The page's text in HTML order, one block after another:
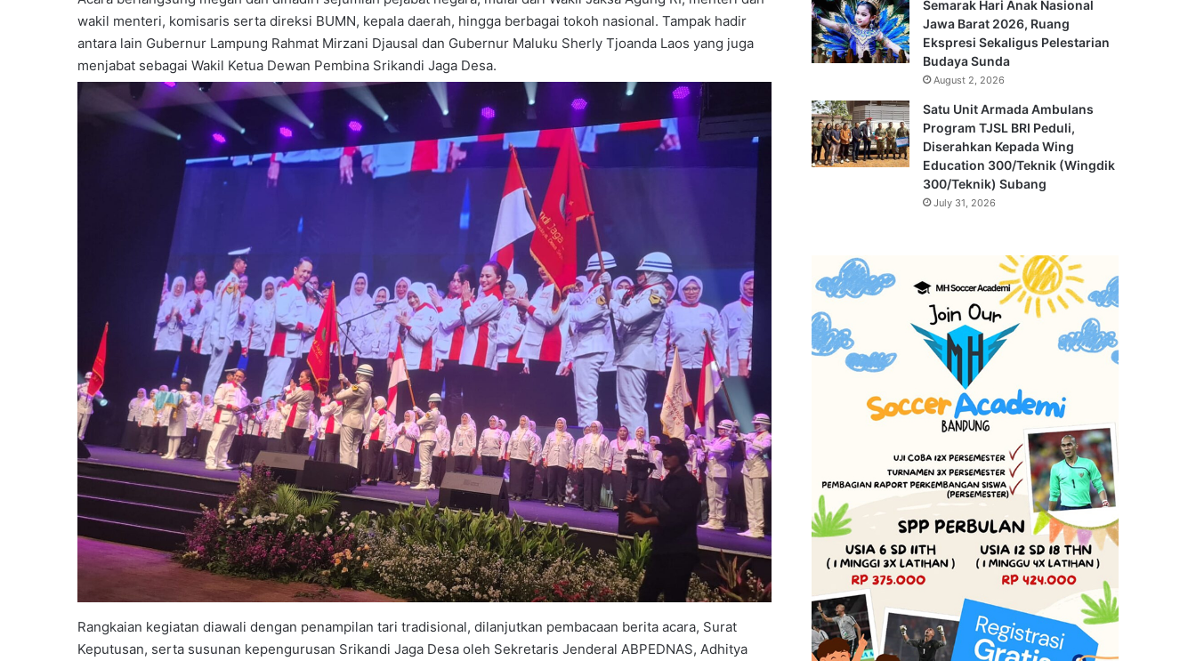
wakil menteri, komisaris serta direksi BUMN, kepala daerah, hingga berbagai tokoh nasional. Tampak hadir
antara lain Gubernur Lampung Rahmat Mirzani Djausal dan Gubernur Maluku Sherly Tjoanda Laos yang juga
menjabat sebagai Wakil Ketua Dewan Pembina Srikandi Jaga Desa.
Rangkaian kegiatan diawali dengan penampilan tari tradisional, dilanjutkan pembacaan berita acara, Surat
Keputusan, serta susunan kepengurusan Srikandi Jaga Desa oleh Sekretaris Jenderal ABPEDNAS, Adhitya
Semarak Hari Anak Nasional
Jawa Barat 2026, Ruang
Ekspresi Sekaligus Pelestarian
Budaya Sunda
August 2, 2026
Satu Unit Armada Ambulans
Program TJSL BRI Peduli,
Diserahkan Kepada Wing
Education 300/Teknik (Wingdik
300/Teknik) Subang
July 31, 2026